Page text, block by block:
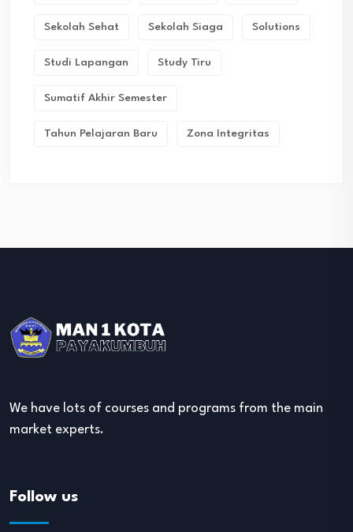
Sekolah Sehat Sekolah Siaga Solutions
Studi Lapangan Study Tiru
Sumatif Akhir Semester
Tahun Pelajaran Baru Zona Integritas
We have lots of courses and programs from the main
market experts.
Follow us